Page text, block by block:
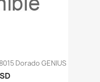
Dorado GENIUS